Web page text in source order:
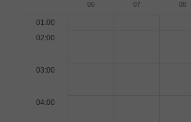
06
07
08
01:00
02:00
03:00
04:00